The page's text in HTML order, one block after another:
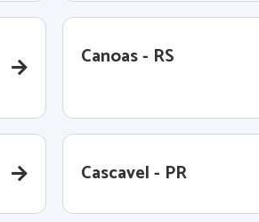
Canoas - RS
Cascavel - PR